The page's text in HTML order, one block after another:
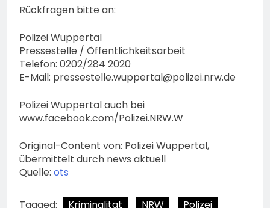
Rückfragen bitte an:
Polizei Wuppertal
Pressestelle / Öffentlichkeitsarbeit
Telefon: 0202/284 2020
E-Mail: pressestelle.wuppertal@polizei.nrw.de
Polizei Wuppertal auch bei
www.facebook.com/Polizei.NRW.W
Original-Content von: Polizei Wuppertal,
übermittelt durch news aktuell
Quelle: ots
Tagged: Kriminalität NRW Polizei